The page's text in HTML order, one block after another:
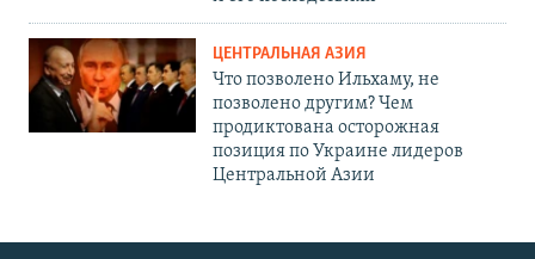
ЦЕНТРАЛЬНАЯ АЗИЯ
Что позволено Ильхаму, не
позволено другим? Чем
продиктована осторожная
позиция по Украине лидеров
Центральной Азии